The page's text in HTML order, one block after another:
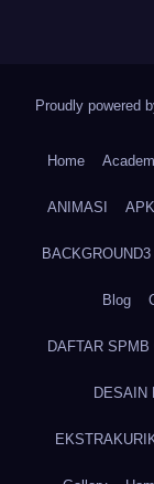
Proudly powered
Home
ANIMASI
BACKGROUND3
Blog
DAFTAR
DESAIN